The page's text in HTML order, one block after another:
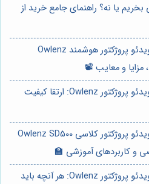
بخریم یا نه؟ راهنمای جامع خرید از
⭐️ راهنمای جامع خرید ویدئو پروژکتور هوشمند Owlenz
⭐️ راهنمای جامع خرید ویدئو پروژکتور Owlenz: ارتقا کیفیت
⭐️ راهنمای جامع خرید ویدئو پروژکتور کلاسی Owlenz SD500
کاربردهای آموزشی 🏫
⭐️ راهنمای جامع خرید ویدئو پروژکتور Owlenz: هر آنچه باید